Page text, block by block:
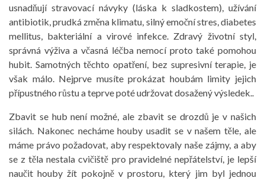
usnadňují stravovací návyky (láska k sladkostem), užívání
antibiotik, prudká změna klimatu, silný emoční stres, diabetes
mellitus, bakteriální a virové infekce. Zdravý životní styl,
správná výživa a včasná léčba nemocí proto také pomohou
hubit. Samotných těchto opatření, bez supresivní terapie, je
však málo. Nejprve musíte prokázat houbám limity jejich
přípustného růstu a teprve poté udržovat dosažený výsledek..
Zbavit se hub není možné, ale zbavit se drozdů je v našich
silách. Nakonec necháme houby usadit se v našem těle, ale
máme právo požadovat, aby respektovaly naše zájmy, a aby
se z těla nestala cvičiště pro pravidelné nepřátelství, je lepší
naučit houby žít pokojně v prostoru, který jim byl jednou